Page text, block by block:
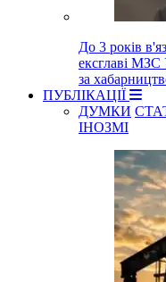
До 3 років
ексглаві
за
ПУБЛІКАЦІЇ
ДУМКИ
ІНОЗМІ